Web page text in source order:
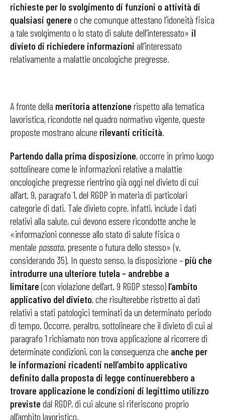
richieste per lo svolgimento di funzioni o attività di
qualsiasi genere o che comunque attestano l’idoneità fisica
a tale svolgimento o lo stato di salute dell’interessato» il
divieto di richiedere informazioni all’interessato
relativamente a malattie oncologiche pregresse.
A fronte della meritoria attenzione rispetto alla tematica
lavoristica, ricondotte nel quadro normativo vigente, queste
proposte mostrano alcune rilevanti criticità.
Partendo dalla prima disposizione, occorre in primo luogo
sottolineare come le informazioni relative a malattie
oncologiche pregresse rientrino già oggi nel divieto di cui
all’art. 9, paragrafo 1, del RGDP in materia di particolari
categorie di dati. Tale divieto copre, infatti, include i dati
relativi alla salute, cui devono essere ricondotte anche le
«informazioni connesse allo stato di salute fisica o
mentale passata, presente o futura dello stesso» (v.
considerando 35). In questo senso, la disposizione – più che
introdurre una ulteriore tutela – andrebbe a
limitare(con violazione dell’art. 9 RGDP stesso) l’ambito
applicativo del divieto, che risulterebbe ristretto ai dati
relativi a stati patologici terminati da un determinato periodo
di tempo. Occorre, peraltro, sottolineare che il divieto di cui al
paragrafo 1 richiamato non trova applicazione al ricorrere di
determinate condizioni, con la conseguenza che anche per
le informazioni ricadenti nell’ambito applicativo
definito dalla proposta di legge continuerebbero a
trovare applicazione le condizioni di legittimo utilizzo
previste dal RGDP, di cui alcune si riferiscono proprio
all’ambito lavoristico.